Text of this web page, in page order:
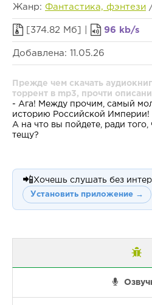
Жанр: Фантастика, фэнтези
[374.82 Мб] | 96 kb/s
Добавлена: 11.05.26
Прежде чем скачать
торрент в mp3, прочти
- Ага! Между прочим, самый
историю Российской Империи!
А на что вы пойдете, ради того,
тещу?
📲Хочешь слушать без
Установить приложение →